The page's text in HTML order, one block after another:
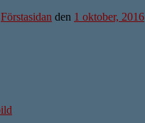
Förstasidan den 1 oktober, 2016